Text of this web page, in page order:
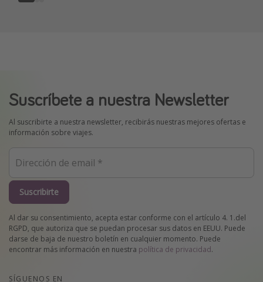
Suscríbete a nuestra Newsletter
Al suscribirte a nuestra newsletter, recibirás nuestras mejores ofertas e
información sobre viajes.
Suscribirte
Al dar su consentimiento, acepta estar conforme con el artículo 4. 1.del
RGPD, que autoriza que se puedan procesar sus datos en EEUU. Puede
darse de baja de nuestro boletín en cualquier momento. Puede
encontrar más información en nuestra política de privacidad.
SÍGUENOS EN